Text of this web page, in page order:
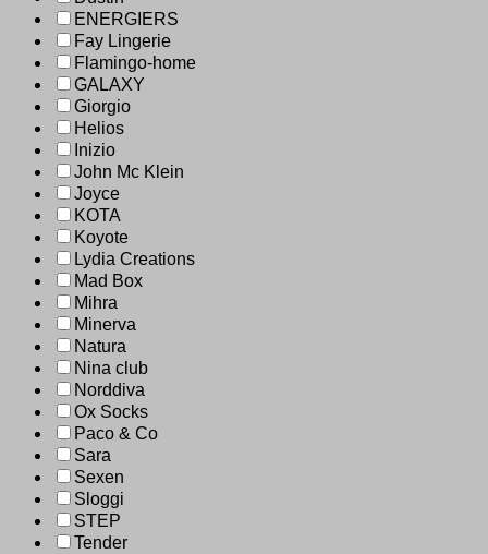
ENERGIERS
Fay Lingerie
Flamingo-home
GALAXY
Giorgio
Helios
Inizio
John Mc Klein
Joyce
KOTA
Koyote
Lydia Creations
Mad Box
Mihra
Minerva
Natura
Nina club
Norddiva
Ox Socks
Paco & Co
Sara
Sexen
Sloggi
STEP
Tender